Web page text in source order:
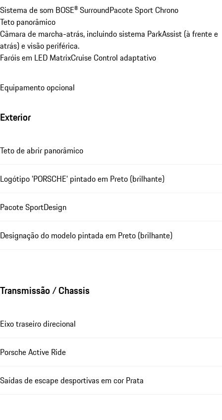
Sistema de som BOSE® SurroundPacote Sport Chrono
Teto panorâmico
Câmara de marcha-atrás, incluindo sistema ParkAssist (à frente e
atrás) e visão periférica.
Faróis em LED MatrixCruise Control adaptativo
Equipamento opcional
Exterior
Teto de abrir panorâmico
Logótipo 'PORSCHE' pintado em Preto (brilhante)
Pacote SportDesign
Designação do modelo pintada em Preto (brilhante)
Transmissão / Chassis
Eixo traseiro direcional
Porsche Active Ride
Saídas de escape desportivas em cor Prata